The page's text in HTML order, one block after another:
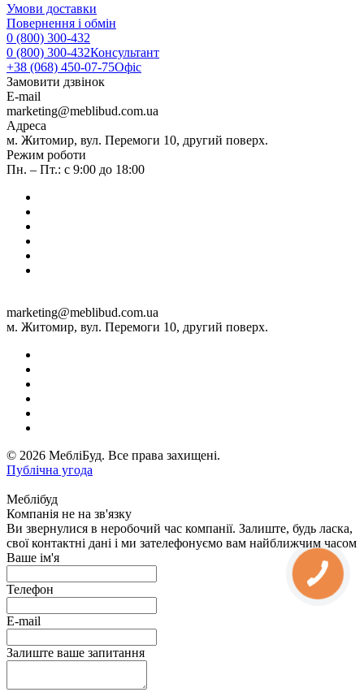
Умови доставки
Повернення і обмін
0 (800) 300-432
0 (800) 300-432Консультант
+38 (068) 450-07-75Офіс
Замовити дзвінок
E-mail
marketing@meblibud.com.ua
Адреса
м. Житомир, вул. Перемоги 10, другий поверх.
Режим роботи
Пн. – Пт.: с 9:00 до 18:00
marketing@meblibud.com.ua
м. Житомир, вул. Перемоги 10, другий поверх.
© 2026 МебліБуд. Все права захищені.
Публічна угода
Меблібуд
Компанія не на зв'язку
Ви звернулися в неробочий час компанії. Залиште, будь ласка,
свої контактні дані і ми зателефонуємо вам найближчим часом
Ваше ім'я
Телефон
E-mail
Залиште ваше запитання